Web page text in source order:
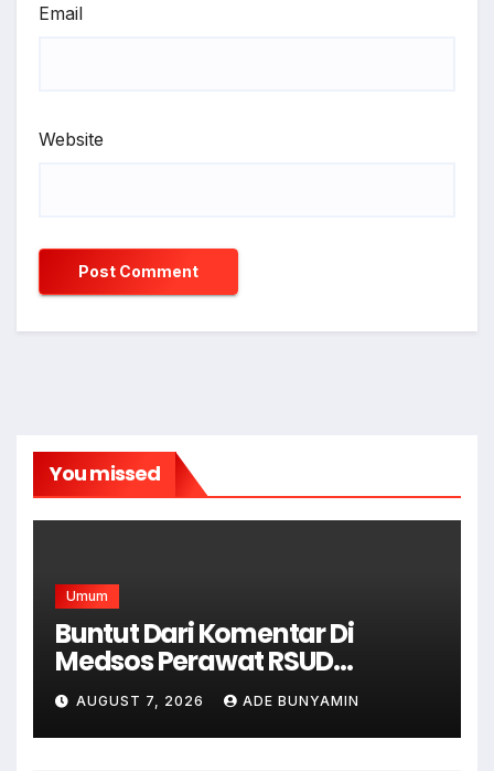
Email
Website
You missed
Umum
Buntut Dari Komentar Di
Medsos Perawat RSUD
Cicalengka Di Non Aktifkan
AUGUST 7, 2026 ADE BUNYAMIN